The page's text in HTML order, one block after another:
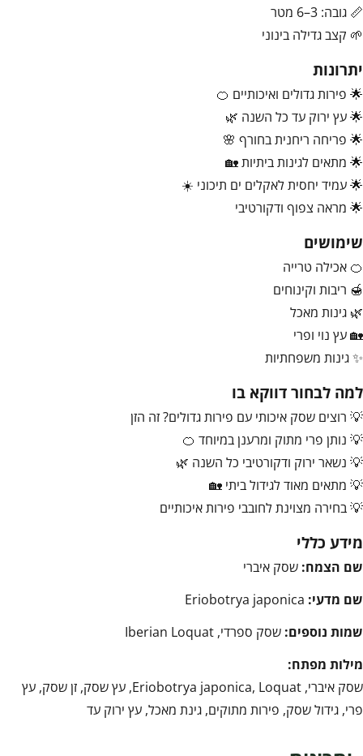
📏 גובה: 3–6 מטר
🌱 קצב גדילה בינוני
יתרונות
🌟 פירות גדולים ואיכותיים 🍊
🌟 עץ ירוק עד כל השנה 🌿
🌟 פריחה ריחנית בחורף 🌸
🌟 מתאים לגינות ביתיות 🏡
🌟 עמיד יחסית לאקלים ים תיכוני ☀️
🌟 מראה צפוף ודקורטיבי
שימושים
🍊 אכילה טרייה
🍯 ריבות וקינוחים
🌿 גינות מאכל
🏡 עץ נוי ופרי
✨ גינות משפחתיות
למה לבחור דווקא בו
💡 רוצים שסק איכותי עם פירות גדולים? זה הזן
💡 נותן פרי מתוק ומרענן במיוחד 🍊
💡 נשאר ירוק ודקורטיבי כל השנה 🌿
💡 מתאים מאוד לגידול ביתי 🏡
💡 בחירה מצוינת לחובבי פירות איכותיים
מידע כללי
שם הצמח: שסק איברי
שם מדעי:
שמות נוספים: שסק ספרדי, Iberian Loquat
מילות מפתח:
שסק איברי, Eriobotrya japonica, Loquat, עץ שסק, זן שסק, עץ
פרי, גידול שסק, פירות מתוקים, גינת מאכל, עץ ירוק עד